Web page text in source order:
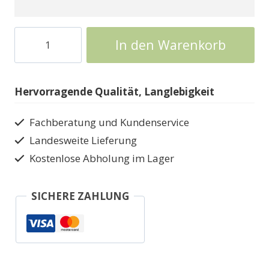
Designhaus
Weka
Menge
In den Warenkorb
Hervorragende Qualität, Langlebigkeit
Fachberatung und Kundenservice
Landesweite Lieferung
Kostenlose Abholung im Lager
SICHERE ZAHLUNG